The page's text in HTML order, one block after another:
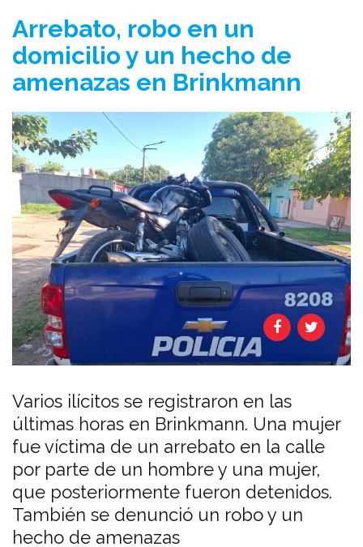
Arrebato, robo en un
domicilio y un hecho de
amenazas en Brinkmann
Varios ilícitos se registraron en las
últimas horas en Brinkmann. Una mujer
fue víctima de un arrebato en la calle
por parte de un hombre y una mujer,
que posteriormente fueron detenidos.
También se denunció un robo y un
hecho de amenazas